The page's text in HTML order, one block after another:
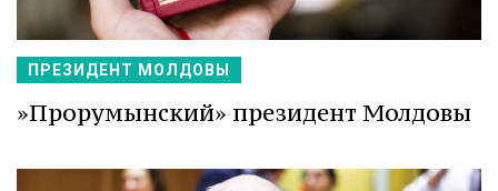
ПРЕЗИДЕНТ МОЛДОВЫ
»Прорумынский» президент Молдовы